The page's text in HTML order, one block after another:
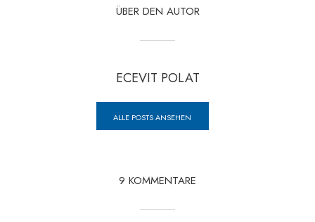
ÜBER DEN AUTOR
ECEVIT POLAT
ALLE POSTS ANSEHEN
9 KOMMENTARE